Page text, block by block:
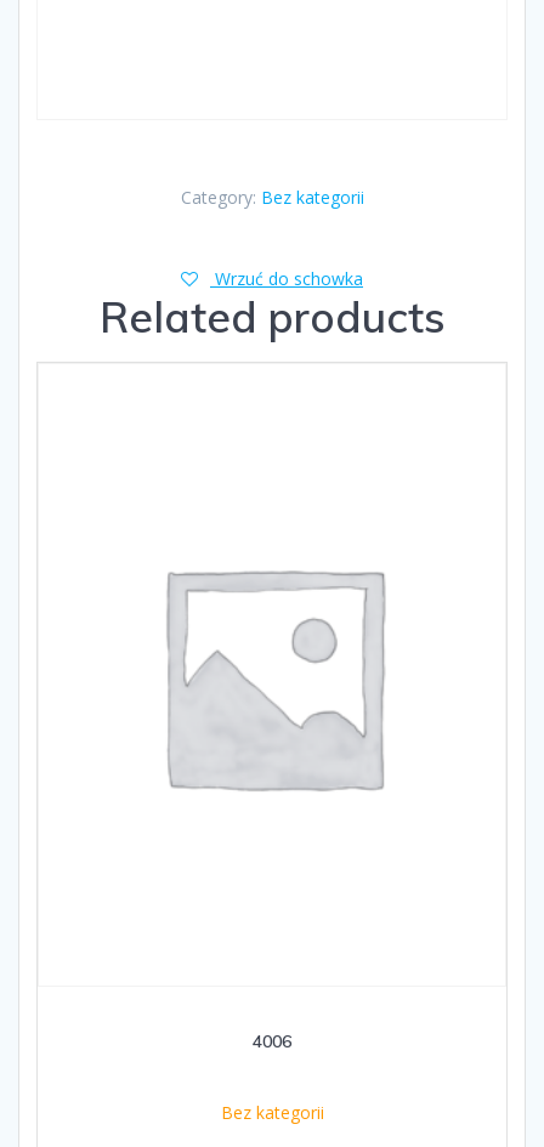
Category: Bez kategorii
Wrzuć do schowka
Related products
4006
Bez kategorii